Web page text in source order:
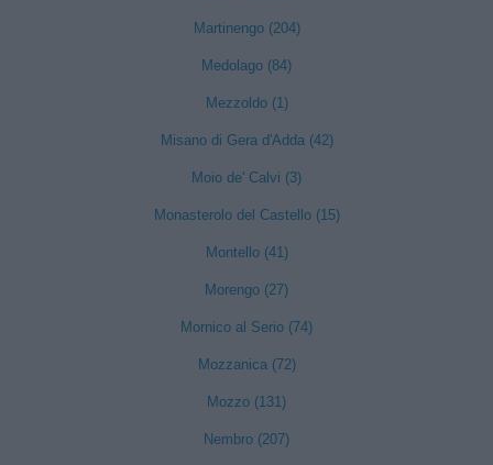
Martinengo (204)
Medolago (84)
Mezzoldo (1)
Misano di Gera d'Adda (42)
Moio de' Calvi (3)
Monasterolo del Castello (15)
Montello (41)
Morengo (27)
Mornico al Serio (74)
Mozzanica (72)
Mozzo (131)
Nembro (207)